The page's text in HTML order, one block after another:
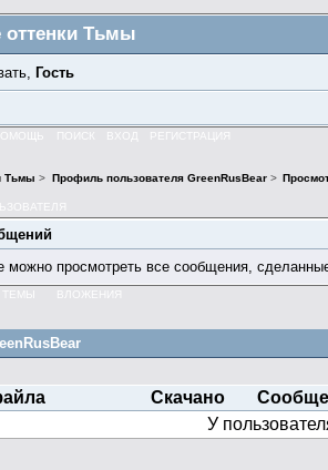
Тьмы
Гость
ПОИСК ВХОД РЕГИСТРАЦИЯ
Тьмы > Профиль пользователя GreenRusBear>
можно просмотреть все сообщения,
ТЕМЫ ВЛОЖЕНИЯ
Скачано
У